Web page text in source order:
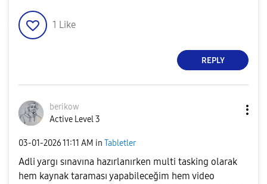
1 Like
REPLY
berikow
Active Level 3
‎03-01-202611:11 AM in Tabletler
Adli yargı sınavına hazırlanırken multi tasking olarak
hem kaynak taraması yapabileceğim hem video